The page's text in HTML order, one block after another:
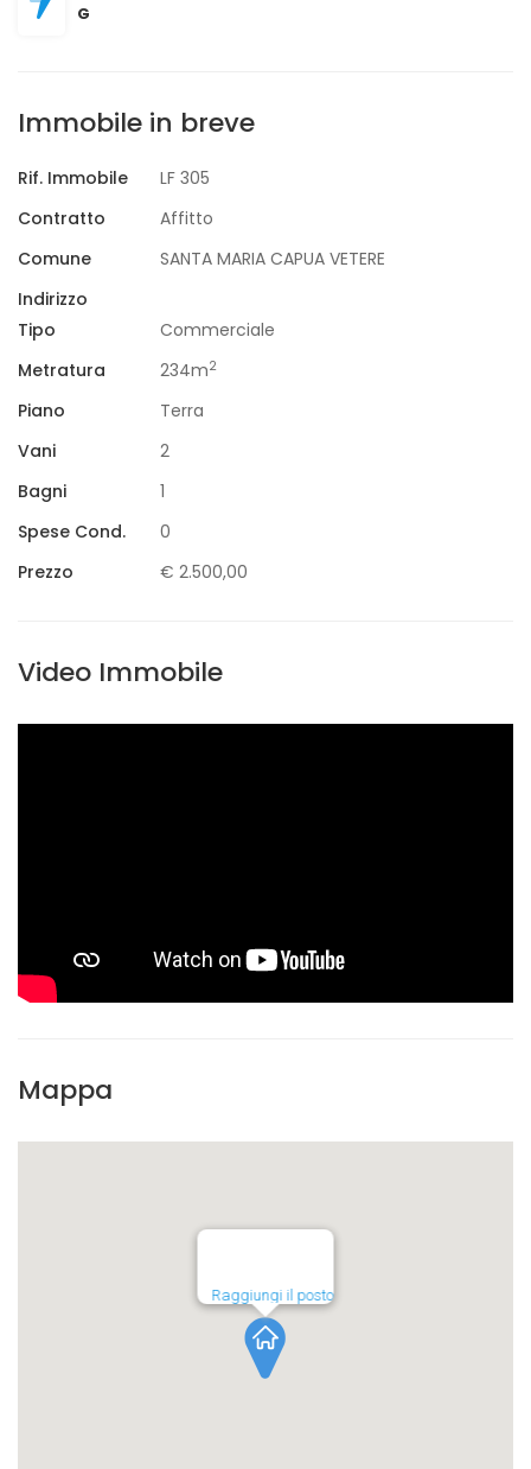
G
Immobile in breve
Rif. Immobile
LF 305
Contratto
Affitto
Comune
SANTA MARIA CAPUA VETERE
Indirizzo
Tipo
Commerciale
Metratura
234m2
Piano
Terra
Vani
2
Bagni
1
Spese Cond.
0
Prezzo
€ 2.500,00
Video Immobile
Mappa
Raggiungi il posto